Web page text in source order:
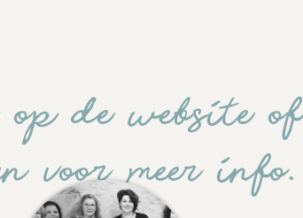
de website of
voor meer info.